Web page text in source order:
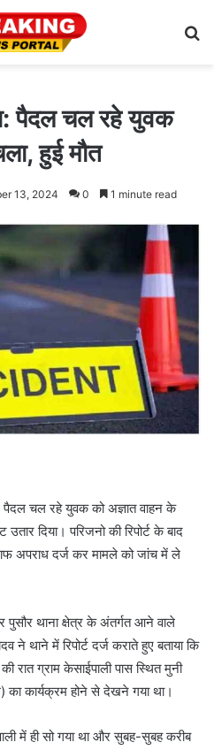
पैदल चल रहे युवक
हुई मौत
13, 2024 0 1 minute read
चल रहे युवक को अज्ञात वाहन के
दिया। परिजनो की रिपोर्ट के बाद
अपराध दर्ज कर मामले को जांच में ले
थाना क्षेत्र के अंतर्गत आने वाले
ने थाने में रिपोर्ट दर्ज कराते हुए बताया कि
रात ग्राम केसाईपाली पास स्थित मुनी
का कार्यक्रम होने से देखने गया था।
में ही सो गया था और सुबह-सुबह करीब